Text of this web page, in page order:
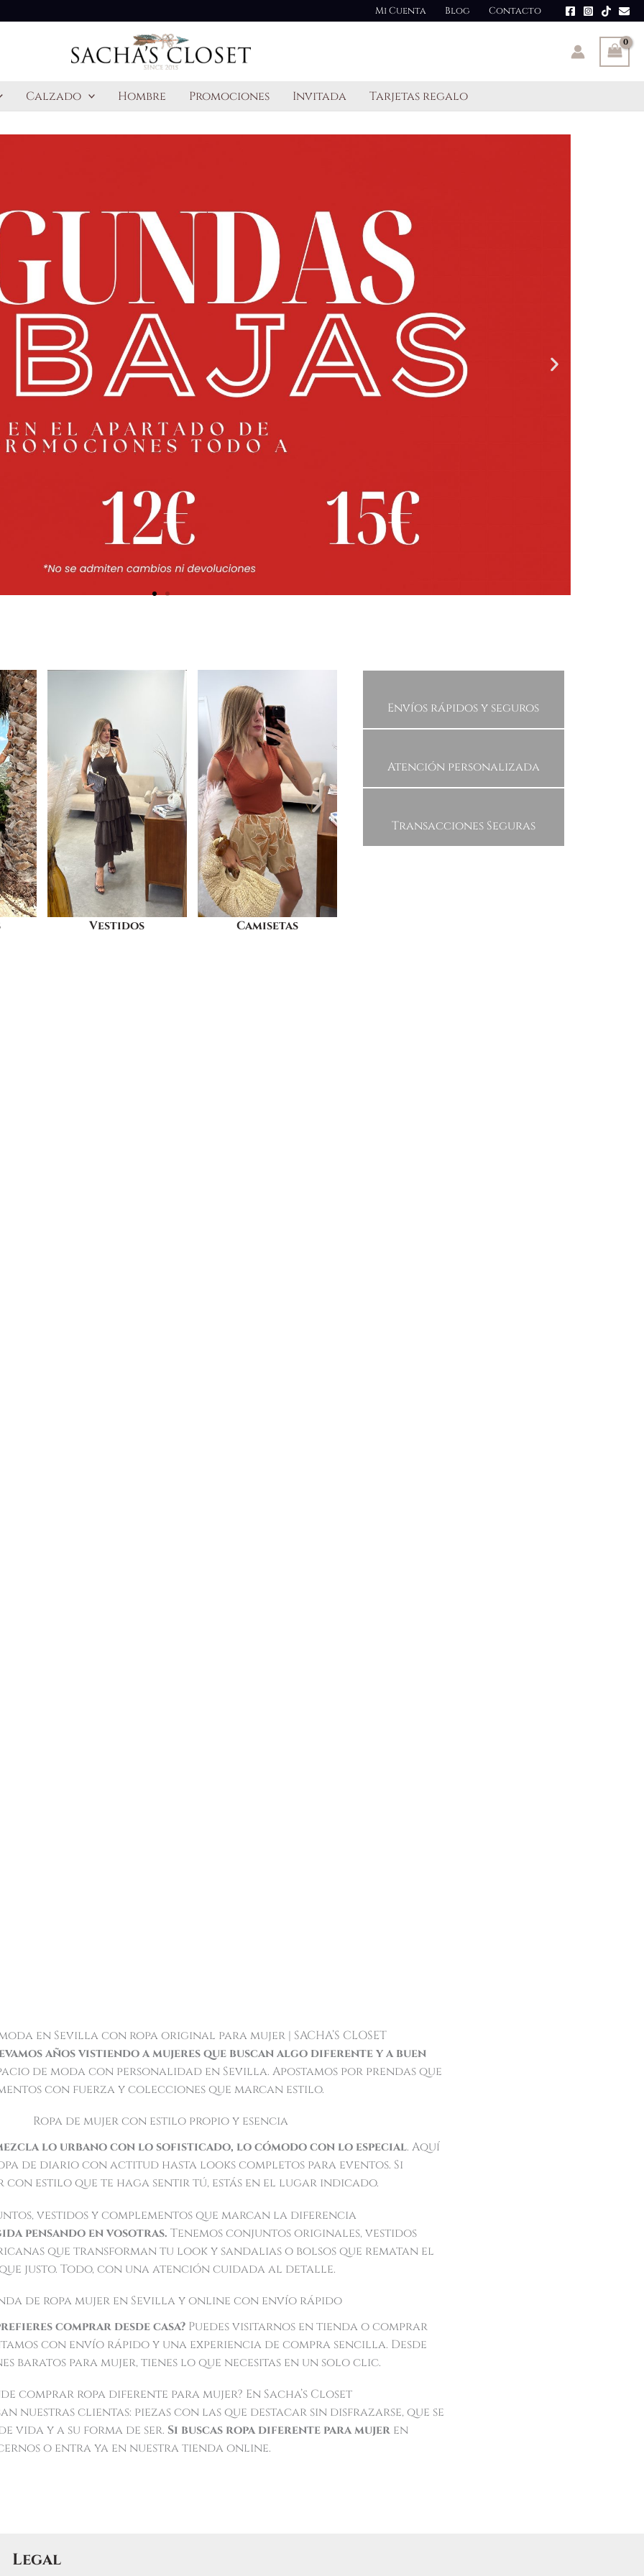
Mi Cuenta Blog Contacto
Calzado Hombre Promociones Invitada Tarjetas regalo
Camisetas Pantalones
Envíos rápidos y seguros
Atención personalizada
Transacciones Seguras
en Sevilla con ropa original para mujer | SACHA’S CLOSET
años vistiendo a mujeres que buscan algo diferente y a buen
de moda con personalidad en Sevilla. Apostamos por prendas que
con fuerza y colecciones que marcan estilo.
Ropa de mujer con estilo propio y esencia
lo urbano con lo sofisticado, lo cómodo con lo especial. Aquí
de diario con actitud hasta looks completos para eventos. Si
con estilo que te haga sentir tú, estás en el lugar indicado.
vestidos y complementos que marcan la diferencia
pensando en vosotras. Tenemos conjuntos originales, vestidos
que transforman tu look y sandalias o bolsos que rematan el
justo. Todo, con una atención cuidada al detalle.
de ropa mujer en Sevilla y online con envío rápido
comprar desde casa? Puedes visitarnos en tienda o comprar
con envío rápido y una experiencia de compra sencilla. Desde
baratos para mujer, tienes lo que necesitas en un solo clic.
comprar ropa diferente para mujer? En Sacha’s Closet
nuestras clientas: piezas con las que destacar sin disfrazarse, que se
vida y a su forma de ser. Si buscas ropa diferente para mujer en
o entra ya en nuestra tienda online.
Legal